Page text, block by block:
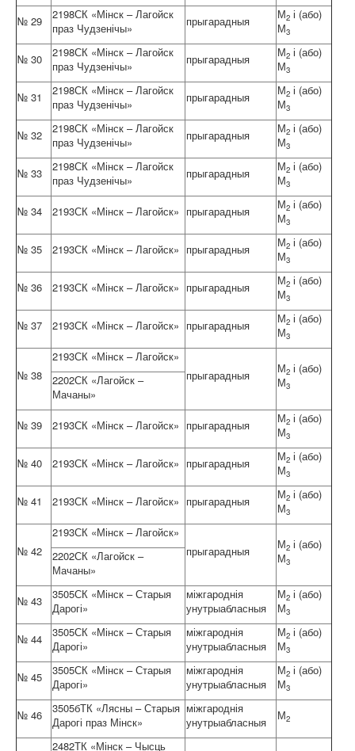
№ 29
2198СК «Мінск – Лагойск
праз Чудзенічы»
прыгарадныя М2 і (або)
М3
№ 30
2198СК «Мінск – Лагойск
праз Чудзенічы»
прыгарадныя М2 і (або)
М3
№ 31
2198СК «Мінск – Лагойск
праз Чудзенічы»
прыгарадныя М2 і (або)
М3
№ 32
2198СК «Мінск – Лагойск
праз Чудзенічы»
прыгарадныя М2 і (або)
М3
№ 33
2198СК «Мінск – Лагойск
праз Чудзенічы»
прыгарадныя М2 і (або)
М3
№ 34 2193СК «Мінск – Лагойск» прыгарадныя М2 і (або)
М3
№ 35 2193СК «Мінск – Лагойск» прыгарадныя М2 і (або)
М3
№ 36 2193СК «Мінск – Лагойск» прыгарадныя М2 і (або)
М3
№ 37 2193СК «Мінск – Лагойск» прыгарадныя М2 і (або)
М3
№ 38
2193СК «Мінск – Лагойск»
прыгарадныя
М2 і (або)
М3
2202СК «Лагойск –
Мачаны»
№ 39 2193СК «Мінск – Лагойск» прыгарадныя М2 і (або)
М3
№ 40 2193СК «Мінск – Лагойск» прыгарадныя М2 і (або)
М3
№ 41 2193СК «Мінск – Лагойск» прыгарадныя М2 і (або)
М3
№ 42
2193СК «Мінск – Лагойск»
прыгарадныя
М2 і (або)
М3
2202СК «Лагойск –
Мачаны»
№ 43
3505СК «Мінск – Старыя
Дарогі»
міжгароднія
унутрыабласныя
М2 і (або)
М3
№ 44
3505СК «Мінск – Старыя
Дарогі»
міжгароднія
унутрыабласныя
М2 і (або)
М3
№ 45
3505СК «Мінск – Старыя
Дарогі»
міжгароднія
унутрыабласныя
М2 і (або)
М3
№ 46
3505бТК «Лясны – Старыя
Дарогі праз Мінск»
міжгароднія
унутрыабласныя
М2
2482ТК «Мінск – Чысць